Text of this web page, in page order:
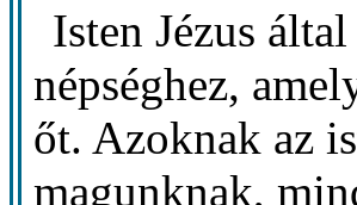
Isten Jézus
népséghez,
őt. Azoknak az
magunknak,